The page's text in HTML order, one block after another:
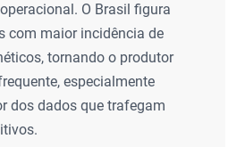
O Brasil figura
com maior incidência de
tornando o produtor
especialmente
dos dados que trafegam